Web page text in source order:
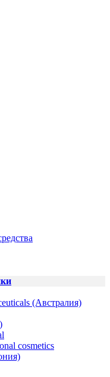
(Австралия)
cosmetics